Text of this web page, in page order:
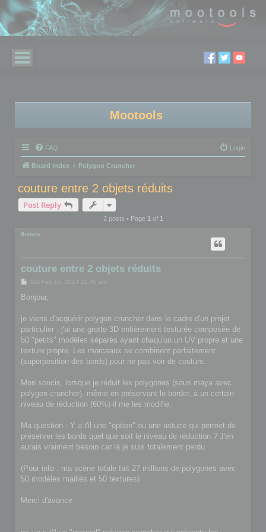
Mootools
FAQ Login
Board index Polygon Cruncher
couture entre 2 objets réduits
Post Reply
2 posts • Page 1of 1
flomoa
couture entre 2 objets réduits
P
s
Sat Feb 15, 2014 10:46 am
Bonjour,
je viens d'acquérir polygon cruncher dans le cadre d'un projet
particulier : j'ai une grotte 3D entièrement texturée composée de
50 "petits" modèles séparés ayant chaqu'un un UV propre et une
texture propre. Les morceaux se combinent parfaitement
(superposition des bords) pour ne pas voir de couture.
Mon soucis, lorsque je réduit les polygones (sous maya avec
polygon cruncher), même en préservant le border, à un certain
niveau de réduction (60%) il me les modifie.
Ma question : Y a t'il une "option" ou une astuce qui permet de
préserver les bords quel que soit le niveau de réduction ? J'en
aurais vraiment besoin car là je suis totalement perdu
(Pour info : ma scène totale fait 27 millions de polygones avec
50 modèles maillés et 50 textures)
Merci d'avance